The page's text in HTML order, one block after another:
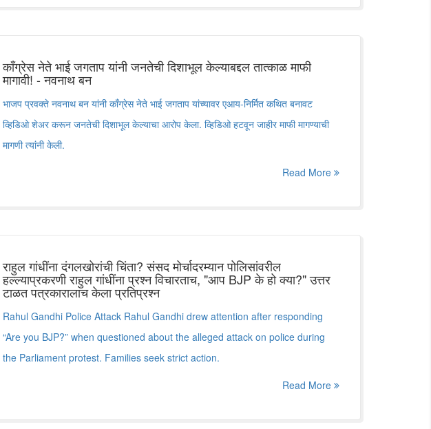
काँग्रेस नेते भाई जगताप यांनी जनतेची दिशाभूल केल्याबद्दल तात्काळ माफी
मागावी! - नवनाथ बन
भाजप प्रवक्ते नवनाथ बन यांनी काँग्रेस नेते भाई जगताप यांच्यावर एआय-निर्मित कथित बनावट
व्हिडिओ शेअर करून जनतेची दिशाभूल केल्याचा आरोप केला. व्हिडिओ हटवून जाहीर माफी मागण्याची
मागणी त्यांनी केली.
Read More
राहुल गांधींना दंगलखोरांची चिंता? संसद मोर्चादरम्यान पोलिसांवरील
हल्ल्याप्रकरणी राहुल गांधींना प्रश्न विचारताच, "आप BJP के हो क्या?" उत्तर
टाळत पत्रकारालाच केला प्रतिप्रश्न
Rahul Gandhi Police Attack Rahul Gandhi drew attention after responding
“Are you BJP?” when questioned about the alleged attack on police during
the Parliament protest. Families seek strict action.
Read More